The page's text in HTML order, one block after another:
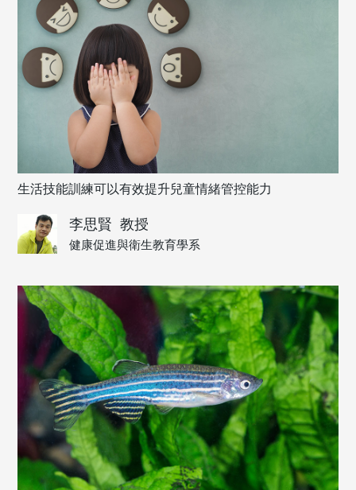
生活技能訓練可以有效提升兒童情緒管控能力
李思賢 教授
健康促進與衛生教育學系